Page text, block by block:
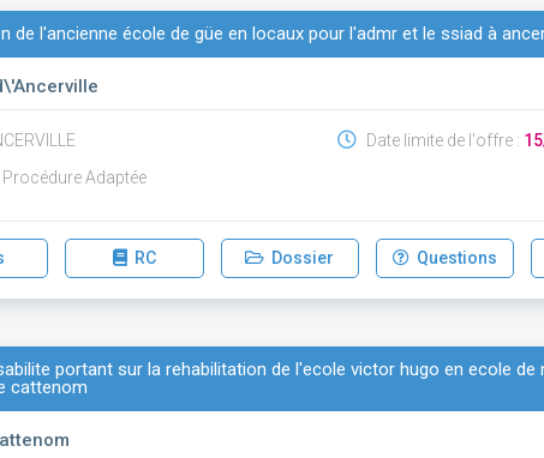
de l'ancienne école de güe en locaux pour l'admr et le ssiad à
Adaptée
Date limite de l'offre :
RC Dossier Questions
portant sur la rehabilitation de l'ecole victor hugo en ecole de
cattenom